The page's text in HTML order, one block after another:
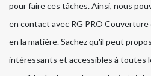
pour faire ces tâches. Ainsi, nous
en contact avec RG PRO
en la matière. Sachez qu'il peut
intéressants et accessibles à toutes